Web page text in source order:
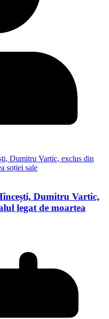
Dumitru Vartic,
legat de moartea